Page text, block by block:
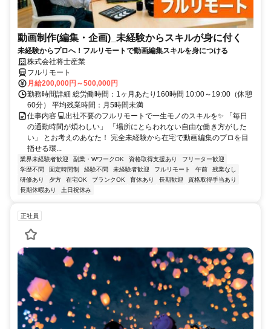
動画制作(編集・企画)_未経験からスキルが身に付く
未経験からプロへ！フルリモートで動画編集スキルを身につける
株式会社将士産業
フルリモート
月給200,000円～500,000円
勤務時間詳細 総労働時間：1ヶ月あたり160時間 10:00～19:00（休憩
60分） 平均残業時間：月5時間未満
仕事内容 💻出社不要のフルリモートで一生モノのスキルを✨ 「毎日
の通勤時間が煩わしい」 「場所にとらわれない自由な働き方がした
い」 とお考えのあなた！ 完全未経験から在宅で動画編集のプロを目
指せる環...
業界未経験者歓迎 副業・WワークOK 資格取得支援あり
フリーター歓迎
学歴不問
固定時間制 経験不問 未経験者歓迎 フルリモート 午前
残業なし
研修あり
夕方 在宅OK ブランクOK 育休あり 長期歓迎
資格取得手当あり
長期休暇あり
土日祝休み
正社員